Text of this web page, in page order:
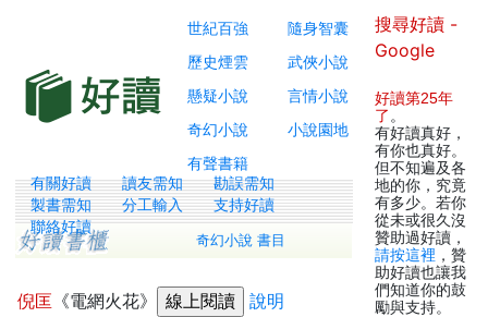
世紀百強
隨身智囊
歷史煙雲
武俠小說
懸疑小說
言情小說
奇幻小說
小說園地
有聲書籍
有關好讀 讀友需知
勘誤需知
製書需知
分工輸入
支持好讀
聯絡好讀
奇幻小說 書目
倪匡 《電網火花》 說明
搜尋好讀 -
Google
好讀第25年
了 。
有好讀真好，
有你也真好。
但不知遍及各
地的你，究竟
有多少。若你
從未或很久沒
贊助過好讀，
請按這裡 ，贊
助好讀也讓我
們知道你的鼓
勵與支持。